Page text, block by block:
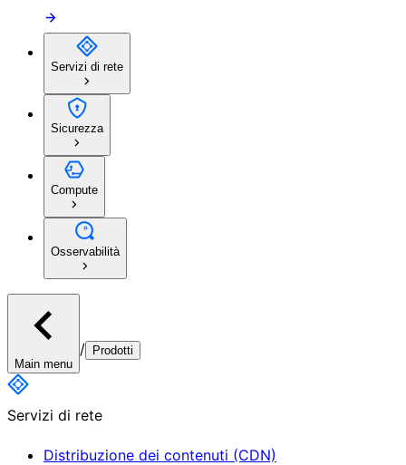
Servizi di rete
Sicurezza
Compute
Osservabilità
Main menu
/ Prodotti
Servizi di rete
Distribuzione dei contenuti (CDN)